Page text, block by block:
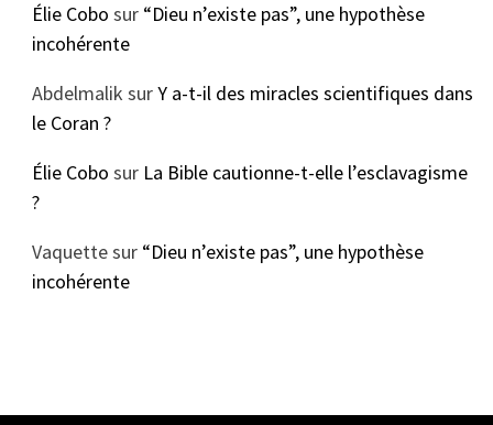
Élie Cobo sur “Dieu n’existe pas”, une hypothèse
incohérente
Abdelmalik surY a-t-il des miracles scientifiques dans
le Coran ?
Élie Cobo sur La Bible cautionne-t-elle l’esclavagisme
?
Vaquettesur “Dieu n’existe pas”, une hypothèse
incohérente